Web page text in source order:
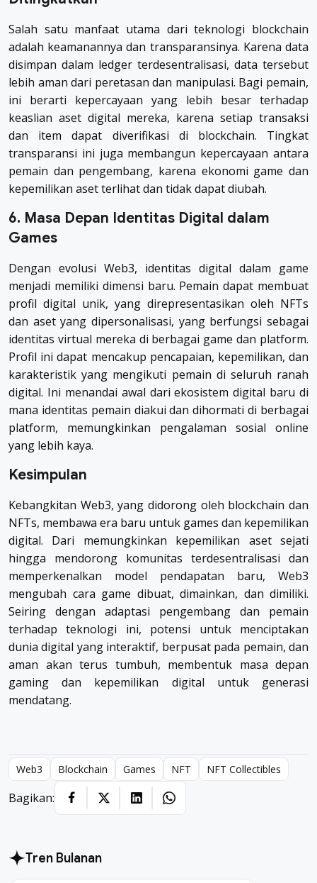
Salah satu manfaat utama dari teknologi blockchain
adalah keamanannya dan transparansinya. Karena data
disimpan dalam ledger terdesentralisasi, data tersebut
lebih aman dari peretasan dan manipulasi. Bagi pemain,
ini berarti kepercayaan yang lebih besar terhadap
keaslian aset digital mereka, karena setiap transaksi
dan item dapat diverifikasi di blockchain. Tingkat
transparansi ini juga membangun kepercayaan antara
pemain dan pengembang, karena ekonomi game dan
kepemilikan aset terlihat dan tidak dapat diubah.
6. Masa Depan Identitas Digital dalam
Games
Dengan evolusi Web3, identitas digital dalam game
menjadi memiliki dimensi baru. Pemain dapat membuat
profil digital unik, yang direpresentasikan oleh NFTs
dan aset yang dipersonalisasi, yang berfungsi sebagai
identitas virtual mereka di berbagai game dan platform.
Profil ini dapat mencakup pencapaian, kepemilikan, dan
karakteristik yang mengikuti pemain di seluruh ranah
digital. Ini menandai awal dari ekosistem digital baru di
mana identitas pemain diakui dan dihormati di berbagai
platform, memungkinkan pengalaman sosial online
yang lebih kaya.
Kesimpulan
Kebangkitan Web3, yang didorong oleh blockchain dan
NFTs, membawa era baru untuk games dan kepemilikan
digital. Dari memungkinkan kepemilikan aset sejati
hingga mendorong komunitas terdesentralisasi dan
memperkenalkan model pendapatan baru, Web3
mengubah cara game dibuat, dimainkan, dan dimiliki.
Seiring dengan adaptasi pengembang dan pemain
terhadap teknologi ini, potensi untuk menciptakan
dunia digital yang interaktif, berpusat pada pemain, dan
aman akan terus tumbuh, membentuk masa depan
gaming dan kepemilikan digital untuk generasi
mendatang.
Web3 Blockchain Games NFT NFT Collectibles
Bagikan:
Tren Bulanan